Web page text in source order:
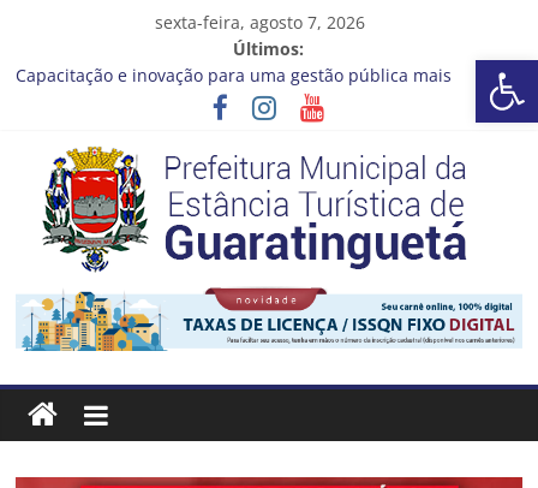
Barra de Ferramentas Aberta
sexta-feira, agosto 7, 2026
Últimos:
Capacitação e inovação para uma gestão pública mais
Seu próximo emprego pode estar mais perto do que você
imagina
Novo curso no Qualifica Guará
Prefeitura de Guaratinguetá divulga novo cronograma dos
editais da PNAB
Guaratinguetá realizará ação de vacinação contra a Febre
Amarela na região da Rocinha
Prefeitura
Estância
Turística